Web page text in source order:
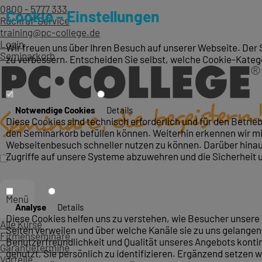
0800 - 5777 333
Rückruf-Service
training@pc-college.de
Login
Seminarkorb
Menü
Alle Kurse
Firmenseminare
Garantietermine
Vorteile
Cookie – Einstellungen
Wir freuen uns über Ihren Besuch auf unserer Webseite.
zu verbessern. Entscheiden Sie selbst, welche Cookie-
Notwendige Cookies Details
Diese Cookies sind technisch erforderlich und für den
den Seminarkorb befüllen können. Weiterhin erkennen wir
Webseitenbesuch schneller nutzen zu können. Darüber
Zugriffe auf unsere Systeme abzuwehren und die Sicherheit
Analyse Details
Diese Cookies helfen uns zu verstehen, wie Besucher
Seiten verweilen und über welche Kanäle sie zu uns
Benutzerfreundlichkeit und Qualität unseres Angebots
genutzt, Sie persönlich zu identifizieren. Ergänzend